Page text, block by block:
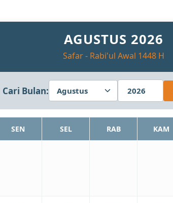
AGUSTUS 2026
Safar - Rabi'ul Awal 1448 H
Cari Bulan:
SEN SEL RAB KAM